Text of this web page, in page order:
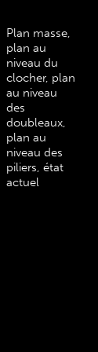
Plan masse,
plan au
niveau du
clocher, plan
au niveau
des
doubleaux,
plan au
niveau des
piliers, état
actuel